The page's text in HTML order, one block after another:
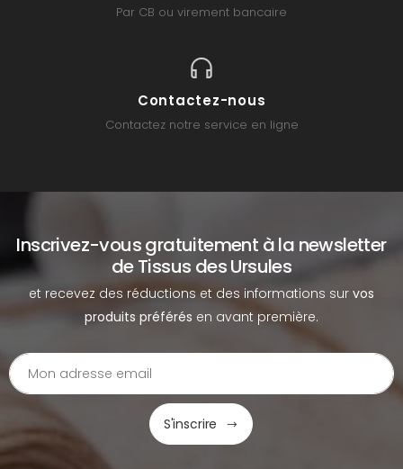
Par CB ou virement bancaire
Contactez-nous
Contactez notre service en ligne
Inscrivez-vous gratuitement à la newsletter
de Tissus des Ursules
et recevez des réductions et des informations sur vos
produits préférés en avant première.
S'inscrire